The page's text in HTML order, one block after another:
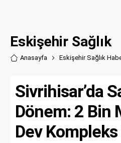
Eskişehir Sağlık
Anasayfa Eskişehir Sağlık
Sivrihisar’da
Dönem: 2 Bin
Dev Kompleks